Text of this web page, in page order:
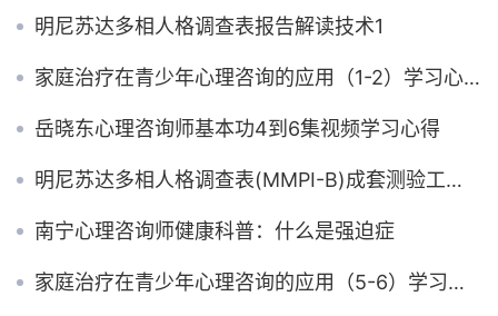
明尼苏达多相人格调查表报告解读技术1
家庭治疗在青少年心理咨询的应用（1-2）学习心得 系统的观点
岳晓东心理咨询师基本功4到6集视频学习心得
明尼苏达多相人格调查表(MMPI-B)成套测验工具简介
南宁心理咨询师健康科普：什么是强迫症
家庭治疗在青少年心理咨询的应用（5-6）学习心得 青少年心理发展需要